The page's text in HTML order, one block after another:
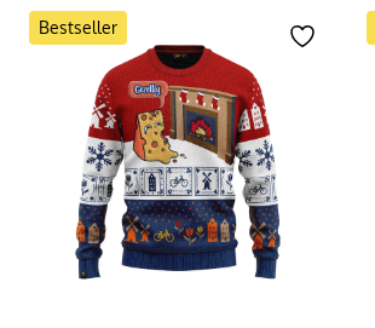
Bestseller